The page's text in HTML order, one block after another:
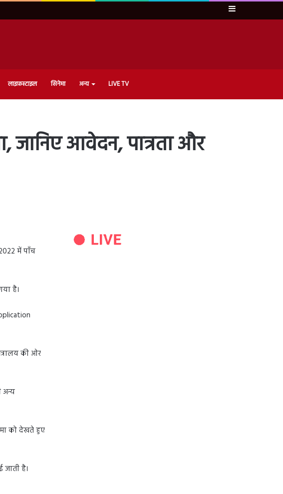
Sidebar
लाइफ़स्टाइल सिनेमा अन्य LIVE TV
जानिए आवेदन, पात्रता और
में पाँच
है।
की ओर
अन्य
को देखते हुए
जाती है।